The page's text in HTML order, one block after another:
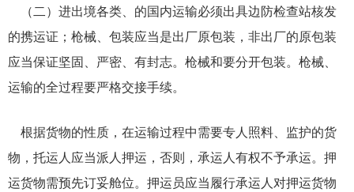
（二）进出境各类、的国内运输必须出具边防检查站核发
的携运证；枪械、包装应当是出厂原包装，非出厂的原包装
应当保证坚固、严密、有封志。枪械和要分开包装。枪械、
运输的全过程要严格交接手续。
根据货物的性质，在运输过程中需要专人照料、监护的货
物，托运人应当派人押运，否则，承运人有权不予承运。押
运货物需预先订妥舱位。押运员应当履行承运人对押运货物